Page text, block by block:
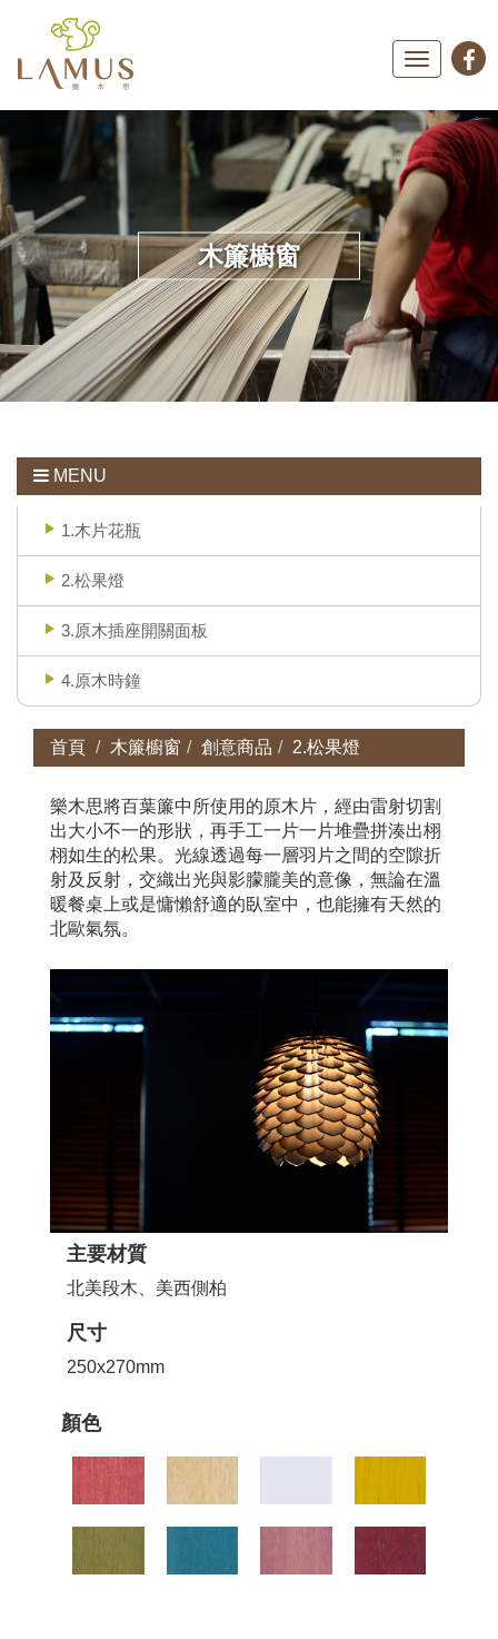
Toggle
navigation
木簾櫥窗
MENU
1.木片花瓶
2.松果燈
3.原木插座開關面板
4.原木時鐘
首頁 木簾櫥窗 創意商品 2.松果燈
樂木思將百葉簾中所使用的原木片，經由雷射切割
出大小不一的形狀，再手工一片一片堆疊拼湊出栩
栩如生的松果。光線透過每一層羽片之間的空隙折
射及反射，交織出光與影朦朧美的意像，無論在溫
暖餐桌上或是慵懶舒適的臥室中，也能擁有天然的
北歐氣氛。
主要材質
北美段木、美西側柏
尺寸
250x270mm
顏色